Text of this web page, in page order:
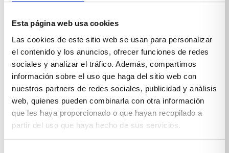
Esta página web usa cookies
Las cookies de este sitio web se usan para personalizar
el contenido y los anuncios, ofrecer funciones de redes
sociales y analizar el tráfico. Además, compartimos
información sobre el uso que haga del sitio web con
nuestros partners de redes sociales, publicidad y análisis
web, quienes pueden combinarla con otra información
que les haya proporcionado o que hayan recopilado a
partir del uso que haya hecho de sus servicios.
Mesa extensible desplazando las patas, con extensibles
en vidrio del mismo color que el principal.
Guías extensibles de alta resistencia y durabilidad.
0410
Perfecto para:
Salones de diseño.